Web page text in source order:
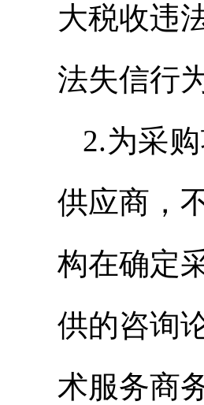
大税收违
法失信行
2.为采
供应商，
构在确定
供的咨询
术服务商